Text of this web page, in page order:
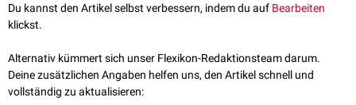
Du kannst den Artikel selbst verbessern, indem du auf Bearbeiten
klickst.
Alternativ kümmert sich unser Flexikon-Redaktionsteam darum.
Deine zusätzlichen Angaben helfen uns, den Artikel schnell und
vollständig zu aktualisieren: